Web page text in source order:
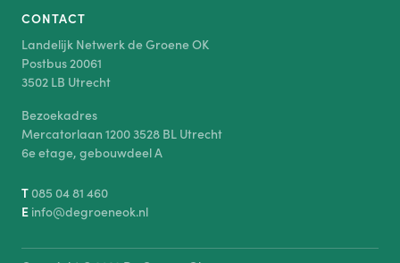
CONTACT
Landelijk Netwerk de Groene OK
Postbus 20061
3502 LB Utrecht
Bezoekadres
Mercatorlaan 1200 3528 BL Utrecht
6e etage, gebouwdeel A
T085 04 81 460
E info@degroeneok.nl